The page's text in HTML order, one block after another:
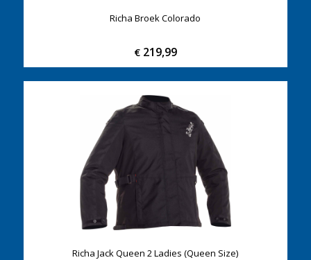
Richa Broek Colorado
€219,99
Richa Jack Queen 2 Ladies (Queen Size)